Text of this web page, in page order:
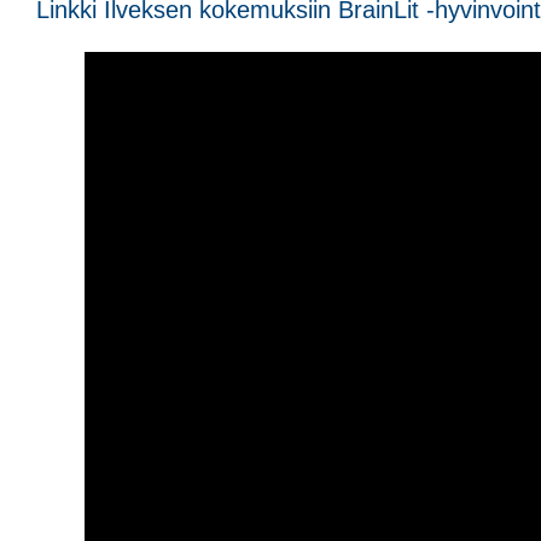
Linkki Ilveksen kokemuksiin BrainLit -